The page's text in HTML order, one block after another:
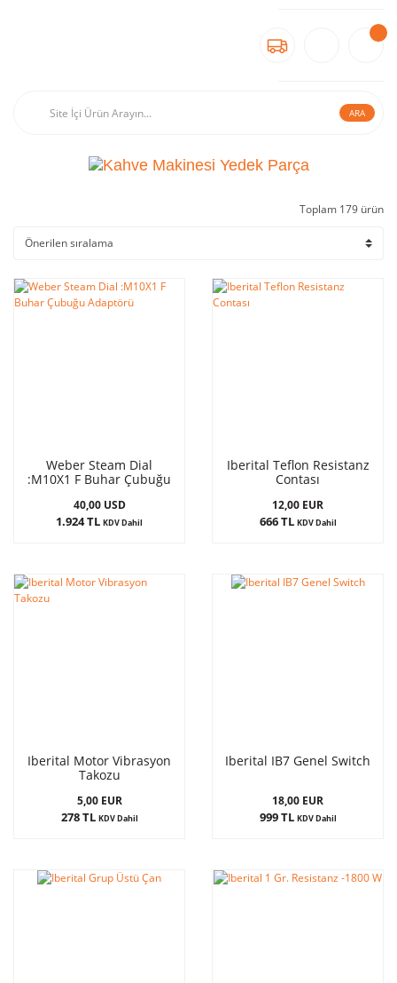
ARA
Toplam 179 ürün
Weber Steam Dial
:M10X1 F Buhar Çubuğu
40,00 USD
1.924 TL KDV Dahil
Iberital Teflon Resistanz
Contası
12,00 EUR
666 TL KDV Dahil
Iberital Motor Vibrasyon
Takozu
5,00 EUR
278 TL KDV Dahil
Iberital IB7 Genel Switch
18,00 EUR
999 TL KDV Dahil